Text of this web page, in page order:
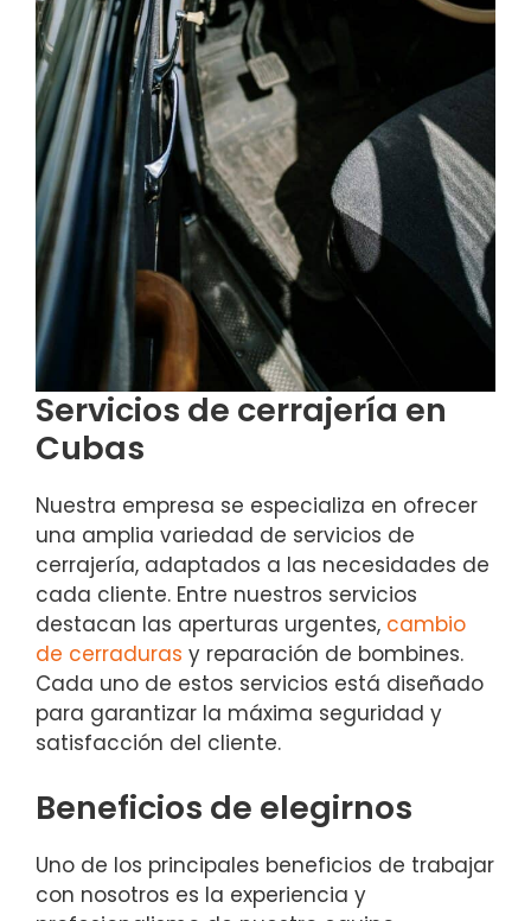
Servicios de cerrajería en
Cubas
Nuestra empresa se especializa en ofrecer
una amplia variedad de servicios de
cerrajería, adaptados a las necesidades de
cada cliente. Entre nuestros servicios
destacan las aperturas urgentes, cambio
de cerraduras y reparación de bombines.
Cada uno de estos servicios está diseñado
para garantizar la máxima seguridad y
satisfacción del cliente.
Beneficios de elegirnos
Uno de los principales beneficios de trabajar
con nosotros es la experiencia y